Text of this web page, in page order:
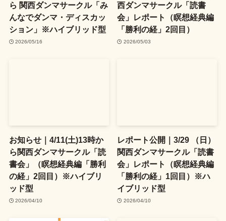
ら 関西ダンマサークル「み
んなでダンマ・ディスカッ
ション」※ハイブリッド型
2026/05/16
西ダンマサークル「読書
会」レポート（瞑想経典編
「勝利の経」2回目）
2026/05/03
お知らせ｜4/11(土)13時か
ら関西ダンマサークル「読
書会」（瞑想経典編「勝利
の経」2回目）※ハイブリ
ッド型
2026/04/10
レポート公開｜3/29 （日）
関西ダンマサークル「読書
会」レポート（瞑想経典編
「勝利の経」1回目）※ハ
イブリッド型
2026/04/10